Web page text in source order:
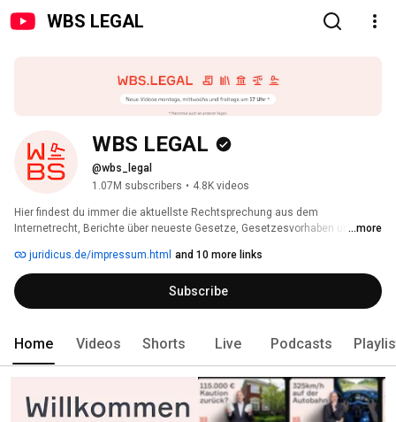
WBS LEGAL
WBS LEGAL
@wbs_legal
1.07M subscribers • 4.8K videos
Hier findest du immer die aktuellste Rechtsprechung aus dem
Internetrecht, Berichte über neueste Gesetze, Gesetzesvorhaben und ...more
juridicus.de/impressum.html and 10 more links
Subscribe
Home Videos Shorts Live Podcasts